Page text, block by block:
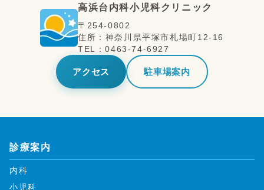
高浜台内科小児科クリニック
〒 254-0802
住所： 神奈川県平塚市札場町12-16
TEL：0463-74-6927
アクセス 駐車場案内
診療案内
内科
小児科